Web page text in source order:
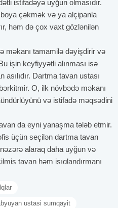
istifadəyə uyğun olmasıdır.
çəkmək və ya alçipanla
həm də çox vaxt gözlənilən
məkanı tamamilə dəyişdirir və
işin keyfiyyətli alınması isə
Dartma tavan ustası
O, ilk növbədə məkanı
və istifadə məqsədini
da eyni yanaşma tələb etmir.
üçün seçilən dartma tavan
alaraq daha uyğun və
tavan həm işıqlandırmanı
hesab edir və bu səbəbdən
ustasi sumqayit